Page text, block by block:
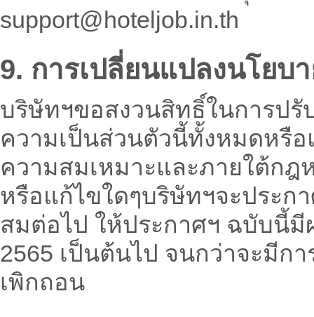
support@hoteljob.in.th
9. การเปลี่ยนแปลงนโยบ
บริษัทฯขอสงวนสิทธิ์ในการปรั
ความเป็นส่วนตัวนี้ทั้งหมดหรื
ความสมเหมาะและภายใต้กฎ
หรือแก้ไขใดๆบริษัทฯจะประก
สมต่อไป ให้ประกาศฯ ฉบับนี้
2565 เป็นต้นไป จนกว่าจะมีก
เพิกถอน